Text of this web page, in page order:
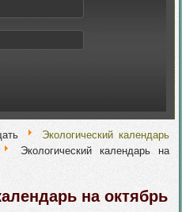
Экологический календарь
Экологический календарь на
на октябрь